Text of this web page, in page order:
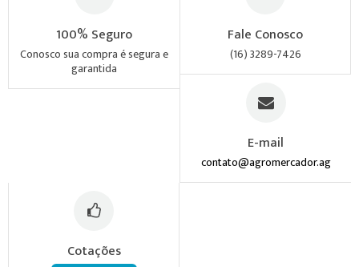
100% Seguro
Conosco sua compra é segura e
garantida
Fale Conosco
(16) 3289-7426
E-mail
contato@agromercador.ag
Cotações